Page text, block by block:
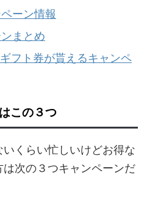
ーン情報
まとめ
フト券が貰えるキャンペ
この３つ
くらい忙しいけどお得な
次の３つキャンペーンだ